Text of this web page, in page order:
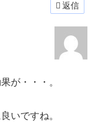
返信
が・・・。
いですね。